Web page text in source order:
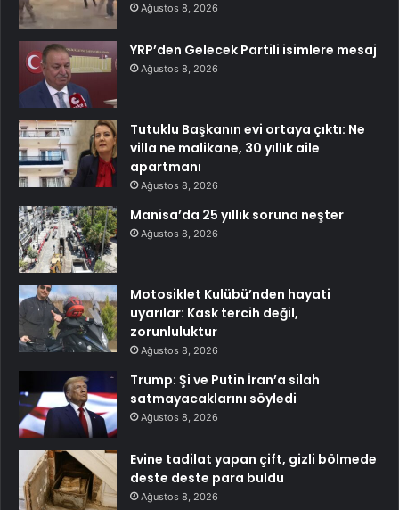
Ağustos 8, 2026
YRP’den Gelecek Partili isimlere mesaj
Ağustos 8, 2026
Tutuklu Başkanın evi ortaya çıktı: Ne
villa ne malikane, 30 yıllık aile
apartmanı
Ağustos 8, 2026
Manisa’da 25 yıllık soruna neşter
Ağustos 8, 2026
Motosiklet Kulübü’nden hayati
uyarılar: Kask tercih değil,
zorunluluktur
Ağustos 8, 2026
Trump: Şi ve Putin İran’a silah
satmayacaklarını söyledi
Ağustos 8, 2026
Evine tadilat yapan çift, gizli bölmede
deste deste para buldu
Ağustos 8, 2026